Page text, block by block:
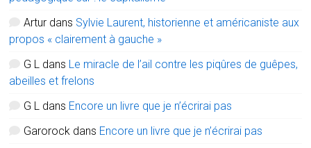
Artur dans Sylvie Laurent, historienne et américaniste aux
propos « clairement à gauche »
G L dans Le miracle de l’ail contre les piqûres de guêpes,
abeilles et frelons
G L dans Encore un livre que je n’écrirai pas
Garorock dans Encore un livre que je n’écrirai pas